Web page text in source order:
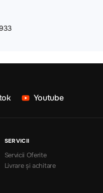
Youtube
SERVICII
Servicii Oferite
Livrare și achitare